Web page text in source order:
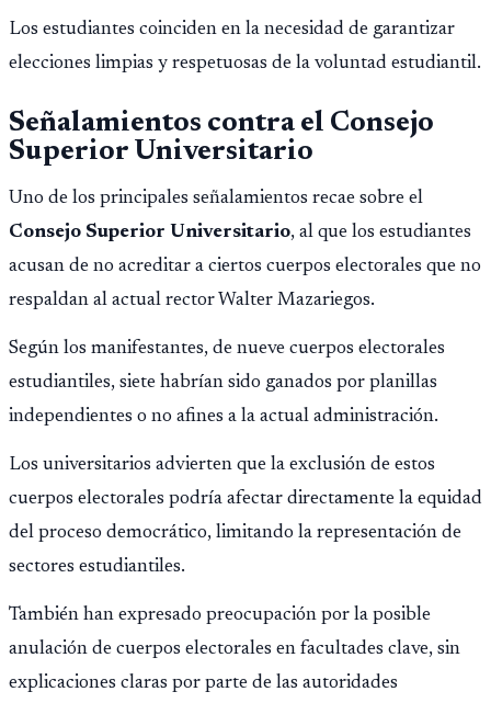
Los estudiantes coinciden en la necesidad de garantizar
elecciones limpias y respetuosas de la voluntad estudiantil.
Señalamientos contra el Consejo
Superior Universitario
Uno de los principales señalamientos recae sobre el
Consejo Superior Universitario, al que los estudiantes
acusan de no acreditar a ciertos cuerpos electorales que no
respaldan al actual rector Walter Mazariegos.
Según los manifestantes, de nueve cuerpos electorales
estudiantiles, siete habrían sido ganados por planillas
independientes o no afines a la actual administración.
Los universitarios advierten que la exclusión de estos
cuerpos electorales podría afectar directamente la equidad
del proceso democrático, limitando la representación de
sectores estudiantiles.
También han expresado preocupación por la posible
anulación de cuerpos electorales en facultades clave, sin
explicaciones claras por parte de las autoridades